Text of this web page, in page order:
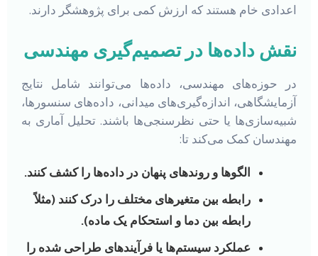
اعدادی خام هستند که ارزش کمی برای پژوهشگر دارند.
نقش داده‌ها در تصمیم‌گیری مهندسی
در حوزه‌های مهندسی، داده‌ها می‌توانند شامل نتایج
آزمایشگاهی، اندازه‌گیری‌های میدانی، داده‌های سنسورها،
شبیه‌سازی‌ها یا حتی نظرسنجی‌ها باشند. تحلیل آماری به
مهندسان کمک می‌کند تا:
الگوها و روندهای پنهان در داده‌ها را کشف کنند.
رابطه بین متغیرهای مختلف را درک کنند (مثلاً
رابطه بین دما و استحکام یک ماده).
عملکرد سیستم‌ها یا فرآیندهای طراحی شده را